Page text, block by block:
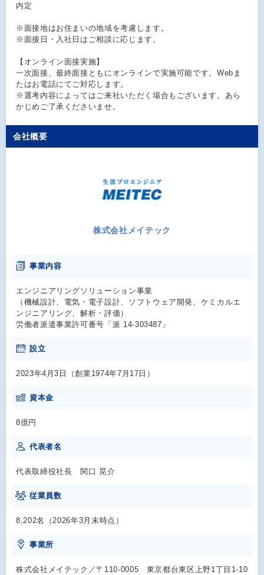
内定
※面接地はお住まいの地域を考慮します。
※面接日・入社日はご相談に応じます。
【オンライン面接実施】
一次面接、最終面接ともにオンラインで実施可能です。Webま
たはお電話にてご対応します。
※選考内容によってはご来社いただく場合もございます。あら
かじめご了承くださいませ。
会社概要
株式会社メイテック
事業内容
エンジニアリングソリューション事業
（機械設計、電気・電子設計、ソフトウェア開発、ケミカルエ
ンジニアリング、解析・評価）
労働者派遣事業許可番号「派 14-303487」
設立
2023年4月3日（創業1974年7月17日）
資本金
8億円
代表者名
代表取締役社長 関口 晃介
従業員数
8,202名（2026年3月末時点）
事業所
株式会社メイテック／〒110-0005 東京都台東区上野1丁目1-10